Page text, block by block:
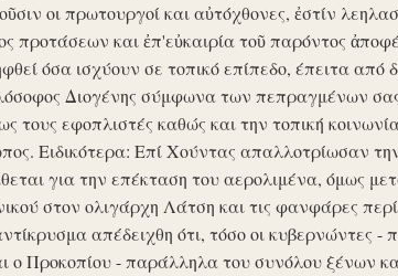
οι πρωτουργοί και αὐτόχθονες, ἐστίν
προτάσεων και ἐπ'εὐκαιρία τοῦ παρόντος
όσα ισχύουν σε τοπικό επίπεδο, έπειτα από
Διογένης σύμφωνα των πεπραγμένων
τους εφοπλιστές καθώς και την τοπική
Ειδικότερα: Επί Χούντας απαλλοτρίωσαν
για την επέκταση του αερολιμένα, όμως
στον ολιγάρχη Λάτση και τις φανφάρες
απέδειχθη ότι, τόσο οι κυβερνώντες -
ο Προκοπίου - παράλληλα του συνόλου ξένων